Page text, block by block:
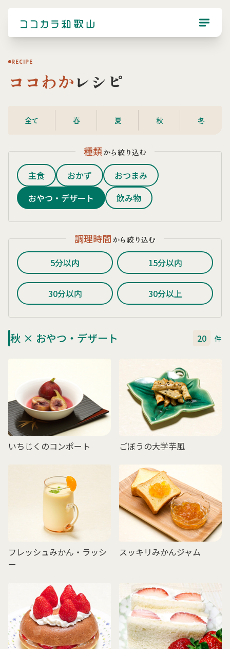
RECIPE
ココわかレシピ
全て 春 夏 秋 冬
種類 から絞り込む
主食 おかず
おつまみ
おやつ・デザート
飲み物
調理時間 から絞り込む
5分以内 15分以内
30分以内 30分以上
秋 × おやつ・デザート 20 件
いちじくのコンポート ごぼうの大学芋風
フレッシュみかん・ラッシ
ー
スッキリみかんジャム